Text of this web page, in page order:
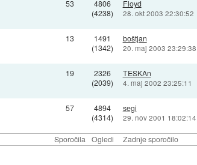
Sporočila Ogledi Zadnje sporočilo
53
4806
(4238)
Floyd
28. okt 2003 22:30:52
13
1491
(1342)
boštjan
20. maj 2003 23:29:38
19
2326
(2039)
TESKAn
4. maj 2002 23:25:11
57
4894
(4314)
segi
29. nov 2001 18:02:14